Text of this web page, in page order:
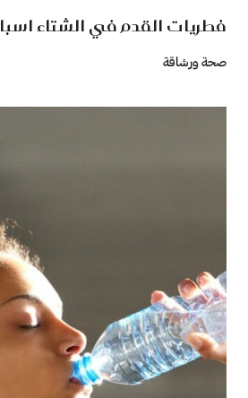
فطريات القدم في الشتاء
صحة ورشاقة